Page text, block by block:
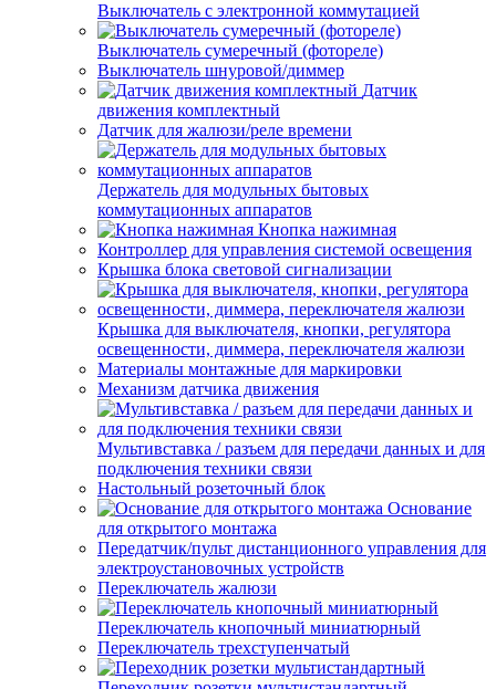
Выключатель с электронной коммутацией
Выключатель сумеречный (фотореле)
Выключатель шнуровой/диммер
Датчик
движения комплектный
Датчик для жалюзи/реле времени
Держатель для модульных бытовых
коммутационных аппаратов
Кнопка нажимная
Контроллер для управления системой освещения
Крышка блока световой сигнализации
Крышка для выключателя, кнопки, регулятора
освещенности, диммера, переключателя жалюзи
Материалы монтажные для маркировки
Механизм датчика движения
Мультивставка / разъем для передачи данных и для
подключения техники связи
Настольный розеточный блок
Основание
для открытого монтажа
Передатчик/пульт дистанционного управления для
электроустановочных устройств
Переключатель жалюзи
Переключатель кнопочный миниатюрный
Переключатель трехступенчатый